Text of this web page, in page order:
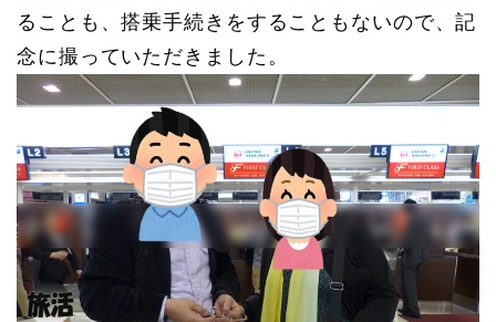
ることも、搭乗手続きをすることもないので、記
念に撮っていただきました。